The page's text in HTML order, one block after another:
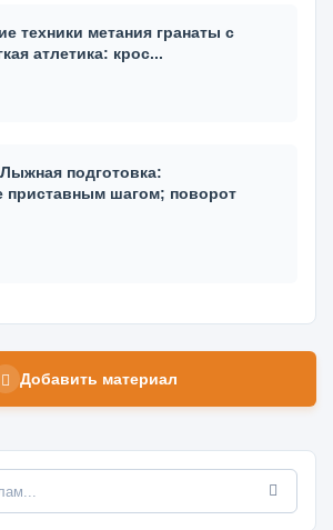
техники метания гранаты с
атлетика: крос...
подготовка:
приставным шагом; пово­рот
Добавить материал